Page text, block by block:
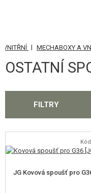
KATEGORIE
AIRSOFTOVÉ ZBRANĚ
GRANÁTOMETY,
VNITŘNÍ | MECHABOXY A
OSTATNÍ
FILTRY
JG Kovová spoušť pro